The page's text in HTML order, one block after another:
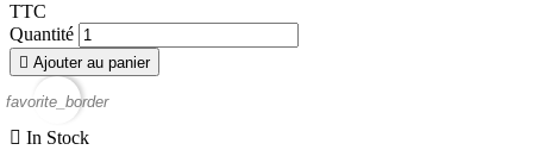
TTC
Quantité
 Ajouter au panier
favorite_border
 In Stock